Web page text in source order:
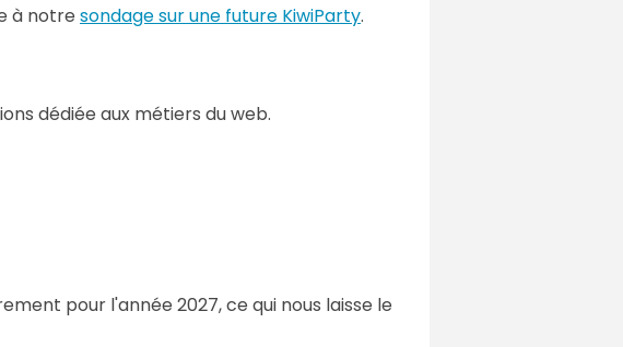
à notre sondage sur une future KiwiParty.
dédiée aux métiers du web.
pour l'année 2027, ce qui nous laisse le